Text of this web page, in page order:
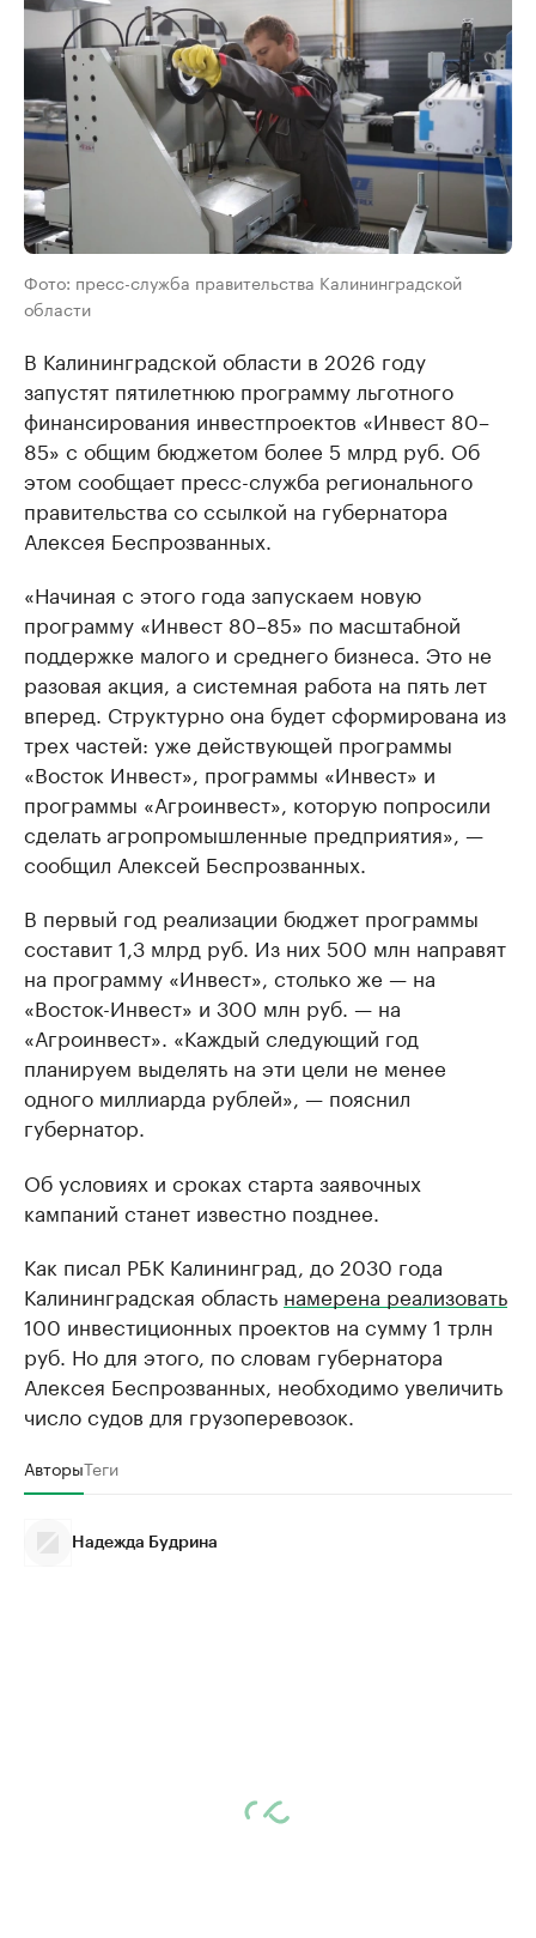
Фото: пресс-служба правительства Калининградской
области
В Калининградской области в 2026 году
запустят пятилетнюю программу льготного
финансирования инвестпроектов «Инвест 80–
85» с общим бюджетом более 5 млрд руб. Об
этом сообщает пресс-служба регионального
правительства со ссылкой на губернатора
Алексея Беспрозванных.
«Начиная с этого года запускаем новую
программу «Инвест 80–85» по масштабной
поддержке малого и среднего бизнеса. Это не
разовая акция, а системная работа на пять лет
вперед. Структурно она будет сформирована из
трех частей: уже действующей программы
«Восток Инвест», программы «Инвест» и
программы «Агроинвест», которую попросили
сделать агропромышленные предприятия», —
сообщил Алексей Беспрозванных.
В первый год реализации бюджет программы
составит 1,3 млрд руб. Из них 500 млн направят
на программу «Инвест», столько же — на
«Восток-Инвест» и 300 млн руб. — на
«Агроинвест». «Каждый следующий год
планируем выделять на эти цели не менее
одного миллиарда рублей», — пояснил
губернатор.
Об условиях и сроках старта заявочных
кампаний станет известно позднее.
Как писал РБК Калининград, до 2030 года
Калининградская область намерена реализовать
100 инвестиционных проектов на сумму 1 трлн
руб. Но для этого, по словам губернатора
Алексея Беспрозванных, необходимо увеличить
число судов для грузоперевозок.
АвторыТеги
Надежда Будрина